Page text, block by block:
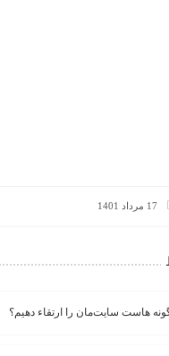
17 مرداد 1401
هاست سایت‌مان را ارتقاء دهیم؟